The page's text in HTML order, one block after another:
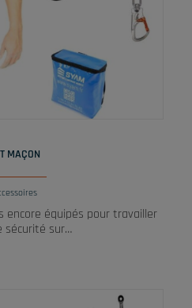
MAÇON
encore équipés pour travailler
sécurité sur…